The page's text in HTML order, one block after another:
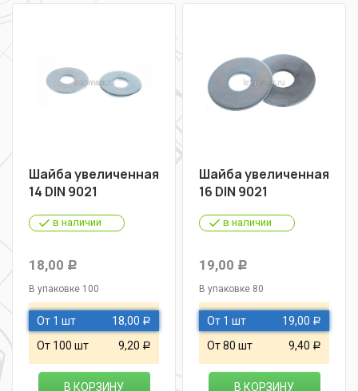
Шайба увеличенная
14 DIN 9021
в наличии
18,00 Р
В упаковке 100
От 1 шт 18,00 Р
От 100 шт 9,20 Р
В КОРЗИНУ
Шайба увеличенная
16 DIN 9021
в наличии
19,00 Р
В упаковке 80
От 1 шт 19,00 Р
От 80 шт 9,40 Р
В КОРЗИНУ